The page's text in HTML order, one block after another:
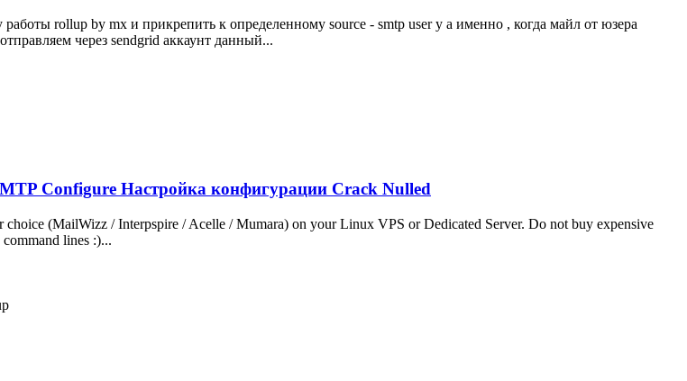
rollup by mx и прикрепить к определенному source - smtp user у а именно , когда майл от юзера
через sendgrid аккаунт данный...
Configure Настройка конфигурации Crack Nulled
(MailWizz / Interpspire / Acelle / Mumara) on your Linux VPS or Dedicated Server. Do not buy expensive
lines :)...